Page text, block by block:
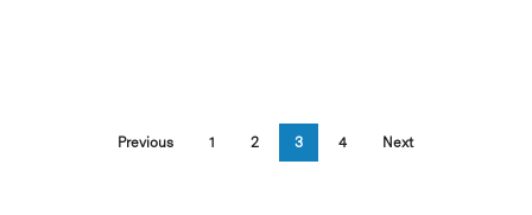
Previous 1 2 3 4 Next